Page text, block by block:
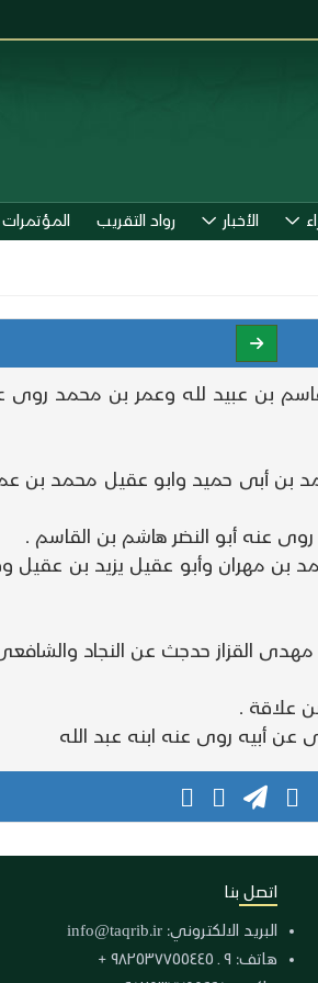
الأخبار رواد التقريب
بن عبيد لله وعمر بن محمد
بن أبى حميد وابو عقيل محمد بن
عنه أبو النضر هاشم بن القاسم .
مهران وأبو عقيل يزيد بن عقيل
القزاز حدجث عن النجاد والشافعى
علاقة .
أبيه روى عنه ابنه عبد الله
اتصل بنا
البريد الالكتروني: info@taqrib.ir
هاتف: ٩ ـ ٩٨٢٥٣٧٧٥٥٤٤٥ +